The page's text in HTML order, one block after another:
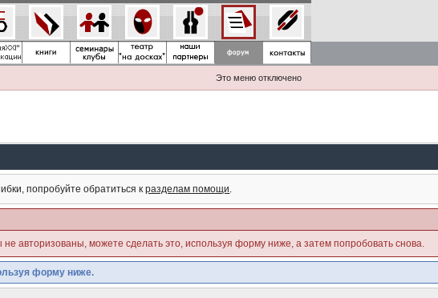
Это меню отключено
попробуйте обратиться кразделам помощи.
авторизованы, можете сделать это, используя форму ниже, а затем попробовать снова.
форму ниже.